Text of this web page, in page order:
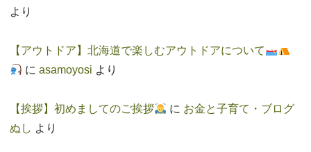
より
【アウトドア】北海道で楽しむアウトドアについて
に asamoyosi より
【挨拶】初めましてのご挨拶 に お金と子育て・ブログ
ぬし より